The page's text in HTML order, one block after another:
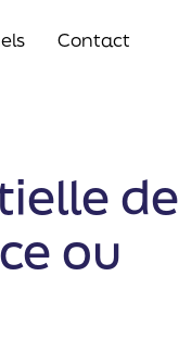
Contact
de
ou